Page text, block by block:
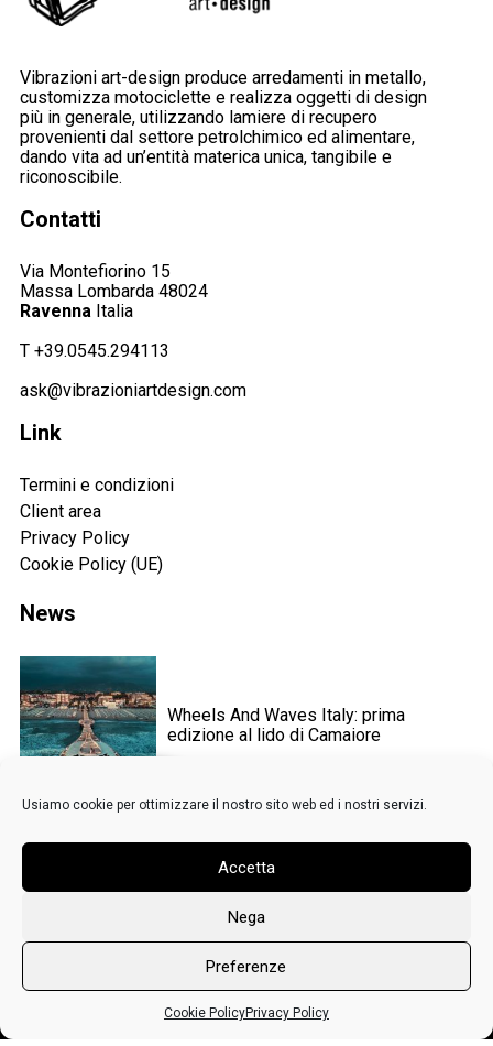
Usiamo cookie per ottimizzare il nostro sito web ed i nostri servizi.
Accetta
Nega
Preferenze
Cookie PolicyPrivacy Policy
Home page
0
Vibrazioni art-design produce arredamenti in metallo,
customizza motociclette e realizza oggetti di design
più in generale, utilizzando lamiere di recupero
provenienti dal settore petrolchimico ed alimentare,
dando vita ad un’entità materica unica, tangibile e
riconoscibile.
Contatti
Via Montefiorino 15
Massa Lombarda 48024
Ravenna Italia
T +39.0545.294113
ask@vibrazioniartdesign.com
Link
Termini e condizioni
Client area
Privacy Policy
Cookie Policy (UE)
News
Wheels And Waves Italy: prima
edizione al lido di Camaiore
Salone del Mobile: la parola d’ordine è
sostenibilità
La Rievocazione storica del Circuito di
Scarica gratis
il wallpaper VAD.